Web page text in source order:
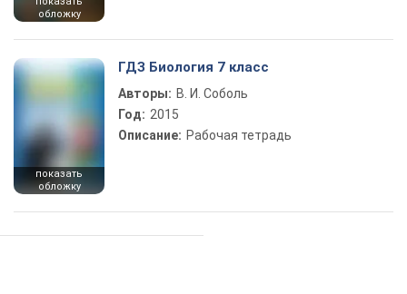
обложку
показать
обложку
ГДЗ Биология 7 класс
Авторы: В. И. Соболь
Год: 2015
Описание: Рабочая тетрадь